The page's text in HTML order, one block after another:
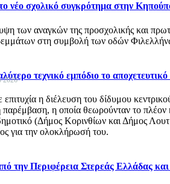
νέο σχολικό συγκρότημα στην
των αναγκών της προσχολικής και
στη συμβολή των οδών
τεχνικό εμπόδιο το
η διέλευση του δίδυμου
παρέμβαση, η οποία θεωρούνταν το
(Δήμος Κορινθίων και Δήμος
για την ολοκλήρωσή του.
την Περιφέρεια Στερεάς Ελλάδας
2026